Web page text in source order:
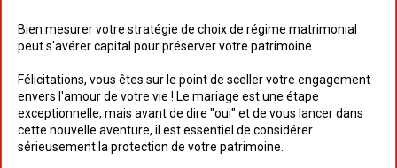
Bien mesurer votre stratégie de choix de régime matrimonial
peut s'avérer capital pour préserver votre patrimoine
Félicitations, vous êtes sur le point de sceller votre engagement
envers l'amour de votre vie ! Le mariage est une étape
exceptionnelle, mais avant de dire "oui" et de vous lancer dans
cette nouvelle aventure, il est essentiel de considérer
sérieusement la protection de votre patrimoine.